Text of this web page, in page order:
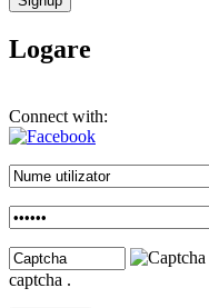
Logare
Connect with:
captcha .